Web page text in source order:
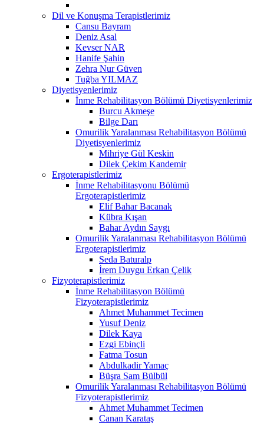
Dil ve Konuşma Terapistlerimiz
Cansu Bayram
Deniz Asal
Kevser NAR
Hanife Şahin
Zehra Nur Güven
Tuğba YILMAZ
Diyetisyenlerimiz
İnme Rehabilitasyon Bölümü Diyetisyenlerimiz
Burcu Akmeşe
Bilge Darı
Omurilik Yaralanması Rehabilitasyon Bölümü
Diyetisyenlerimiz
Mihriye Gül Keskin
Dilek Çekim Kandemir
Ergoterapistlerimiz
İnme Rehabilitasyonu Bölümü
Ergoterapistlerimiz
Elif Bahar Bacanak
Kübra Kışan
Bahar Aydın Saygı
Omurilik Yaralanması Rehabilitasyon Bölümü
Ergoterapistlerimiz
Seda Baturalp
İrem Duygu Erkan Çelik
Fizyoterapistlerimiz
İnme Rehabilitasyon Bölümü
Fizyoterapistlerimiz
Ahmet Muhammet Tecimen
Yusuf Deniz
Dilek Kaya
Ezgi Ebinçli
Fatma Tosun
Abdulkadir Yamaç
Büşra Sam Bülbül
Omurilik Yaralanması Rehabilitasyon Bölümü
Fizyoterapistlerimiz
Ahmet Muhammet Tecimen
Canan Karataş